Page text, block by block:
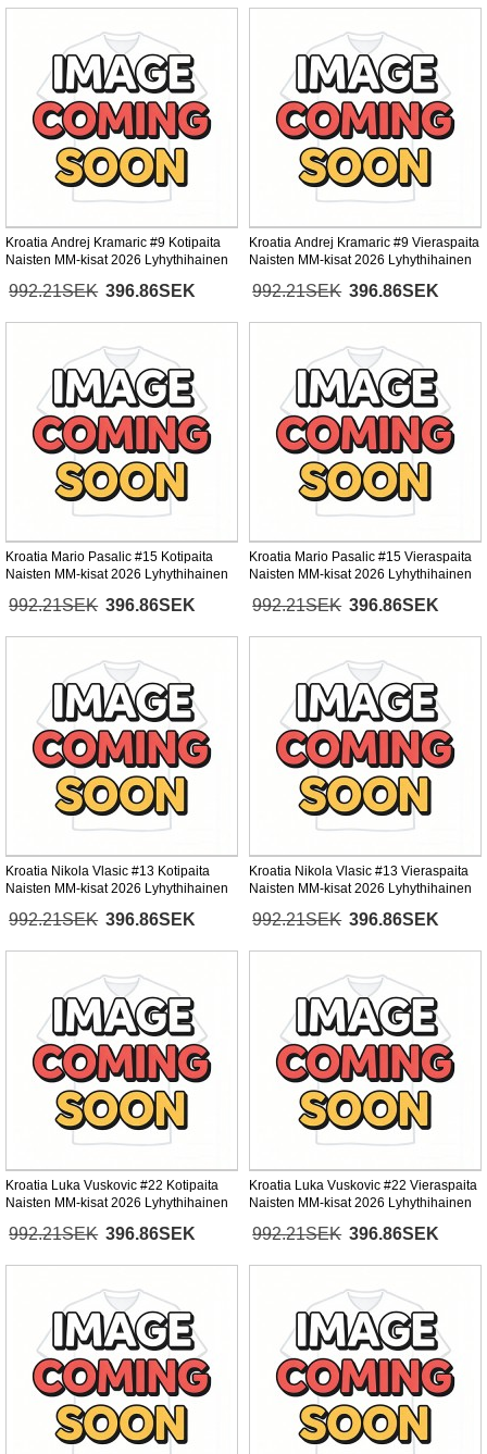
Kroatia Andrej Kramaric #9 Kotipaita
Naisten MM-kisat 2026 Lyhythihainen
992.21SEK 396.86SEK
Kroatia Andrej Kramaric #9 Vieraspaita
Naisten MM-kisat 2026 Lyhythihainen
992.21SEK 396.86SEK
Kroatia Mario Pasalic #15 Kotipaita
Naisten MM-kisat 2026 Lyhythihainen
992.21SEK 396.86SEK
Kroatia Mario Pasalic #15 Vieraspaita
Naisten MM-kisat 2026 Lyhythihainen
992.21SEK 396.86SEK
Kroatia Nikola Vlasic #13 Kotipaita
Naisten MM-kisat 2026 Lyhythihainen
992.21SEK 396.86SEK
Kroatia Nikola Vlasic #13 Vieraspaita
Naisten MM-kisat 2026 Lyhythihainen
992.21SEK 396.86SEK
Kroatia Luka Vuskovic #22 Kotipaita
Naisten MM-kisat 2026 Lyhythihainen
992.21SEK 396.86SEK
Kroatia Luka Vuskovic #22 Vieraspaita
Naisten MM-kisat 2026 Lyhythihainen
992.21SEK 396.86SEK